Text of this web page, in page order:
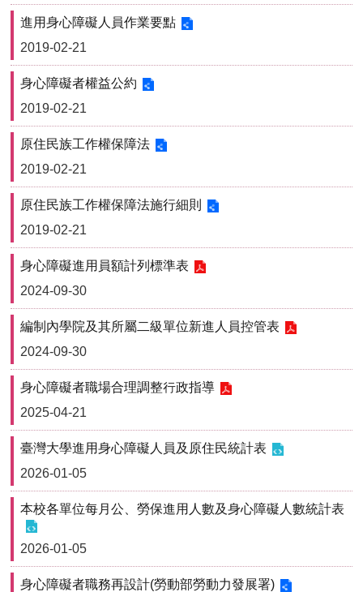
單
各
類
專
區
查
詢
項
相
網
站
臺
首
頁
myNTU
English
進用身心障礙人員作業要點
2019-02-21
身心障礙者權益公約
2019-02-21
原住民族工作權保障法
2019-02-21
原住民族工作權保障法施行細則
2019-02-21
身心障礙進用員額計列標準表
2024-09-30
編制內學院及其所屬二級單位新進人員控管表
2024-09-30
身心障礙者職場合理調整行政指導
2025-04-21
臺灣大學進用身心障礙人員及原住民統計表
2026-01-05
本校各單位每月公、勞保進用人數及身心障礙人數統計表
2026-01-05
身心障礙者職務再設計(勞動部勞動力發展署)